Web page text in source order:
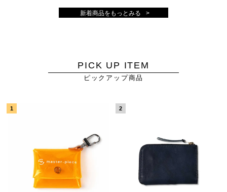
新着商品をもっとみる
PICK UP ITEM
ピックアップ商品